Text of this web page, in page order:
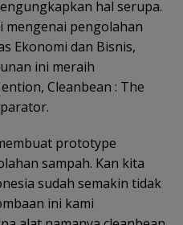
hal serupa.
mengenai pengolahan
Ekonomi dan Bisnis,
ini meraih
Cleanbean : The
prototype
sampah. Kan kita
sudah semakin tidak
ini kami